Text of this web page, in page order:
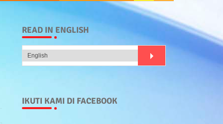
READ IN ENGLISH
IKUTI KAMI DI FACEBOOK